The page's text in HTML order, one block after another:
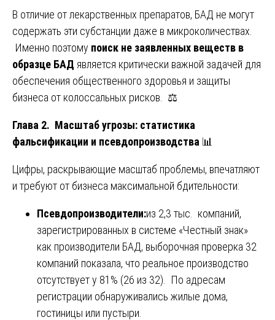
В отличие от лекарственных препаратов, БАД не могут
содержать эти субстанции даже в микроколичествах.
Именно поэтому поиск не заявленных веществ в
образце БАД является критически важной задачей для
обеспечения общественного здоровья и защиты
бизнеса от колоссальных рисков. ⚖️
Глава 2. Масштаб угрозы: статистика
фальсификации и псевдопроизводства 📊
Цифры, раскрывающие масштаб проблемы, впечатляют
и требуют от бизнеса максимальной бдительности:
Псевдопроизводители:из 2,3 тыс. компаний,
зарегистрированных в системе «Честный знак»
как производители БАД, выборочная проверка 32
компаний показала, что реальное производство
отсутствует у 81% (26 из 32). По адресам
регистрации обнаруживались жилые дома,
гостиницы или пустыри.